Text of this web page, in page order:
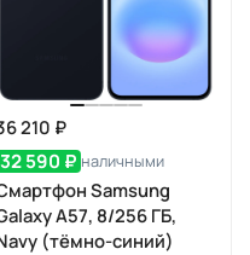
210 ₽
32 590 ₽ наличными
Samsung
A57, 8/256 ГБ,
(тёмно-синий)